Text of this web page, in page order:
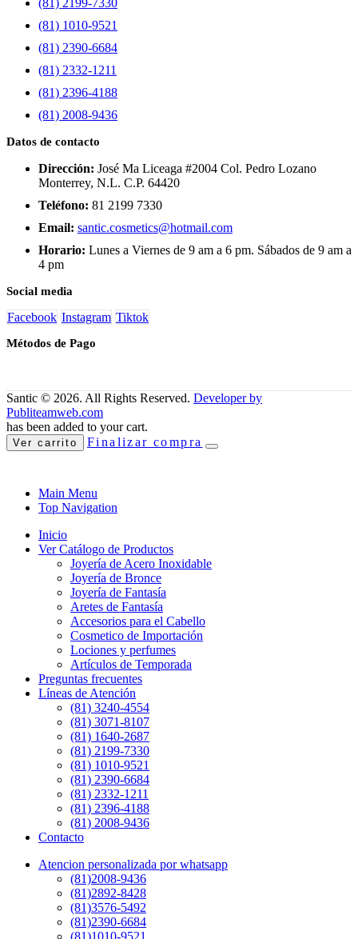
(81) 2199-7330
(81) 1010-9521
(81) 2390-6684
(81) 2332-1211
(81) 2396-4188
(81) 2008-9436
Datos de contacto
Dirección: José Ma Liceaga #2004 Col. Pedro Lozano
Monterrey, N.L. C.P. 64420
Teléfono: 81 2199 7330
Email: santic.cosmetics@hotmail.com
Horario: Lunes a Viernes de 9 am a 6 pm. Sábados de 9 am a
4 pm
Social media
Facebook Instagram Tiktok
Métodos de Pago
Santic © 2026. All Rights Reserved. Developer by
Publiteamweb.com
has been added to your cart.
Ver carrito Finalizar compra
Main Menu
Top Navigation
Inicio
Ver Catálogo de Productos
Joyería de Acero Inoxidable
Joyería de Bronce
Joyería de Fantasía
Aretes de Fantasía
Accesorios para el Cabello
Cosmetico de Importación
Lociones y perfumes
Artículos de Temporada
Preguntas frecuentes
Líneas de Atención
(81) 3240-4554
(81) 3071-8107
(81) 1640-2687
(81) 2199-7330
(81) 1010-9521
(81) 2390-6684
(81) 2332-1211
(81) 2396-4188
(81) 2008-9436
Contacto
Atencion personalizada por whatsapp
(81)2008-9436
(81)2892-8428
(81)3576-5492
(81)2390-6684
(81)1010-9521